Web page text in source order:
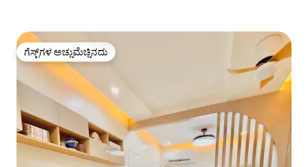
ಗೆಸ್ಟ್‌ಗಳ ಅಚ್ಚುಮೆಚ್ಚಿನದು
ಗೆಸ್ಟ್‌ಗಳ ಅಚ್ಚುಮೆಚ್ಚಿನದು